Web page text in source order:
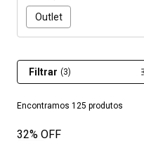
Outlet
Encontramos 125 produtos
Filtrar (3)
32% OFF